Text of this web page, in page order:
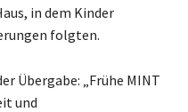
in dem Kinder
folgten.
Übergabe: „Frühe MINT
und